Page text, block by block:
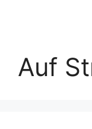
Auf